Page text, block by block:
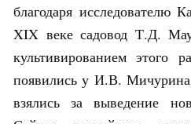
благодаря исследователю
XIX веке садовод Т.Д.
культивированием этого
появились у И.В.
взялись за выведение